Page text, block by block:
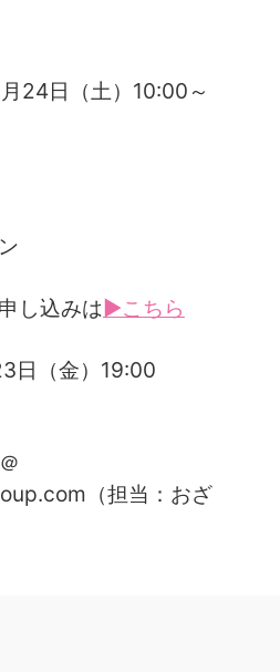
24日（土）10:00～
し込みは▶こちら
日（金）19:00
（担当：おざ